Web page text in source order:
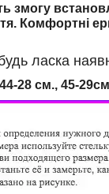
змогу
Комфортні
ласка
28 см., 45-